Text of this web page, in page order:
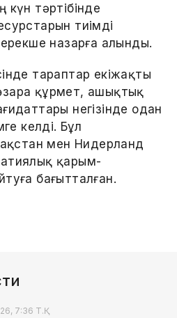
күн тәртібінде
тиімді
назарға алынды.
тараптар екіжақты
құрмет, ашықтық
негізінде одан
келді. Бұл
мен Нидерланд
қарым-
бағытталған.
7:36 Т.Қ.